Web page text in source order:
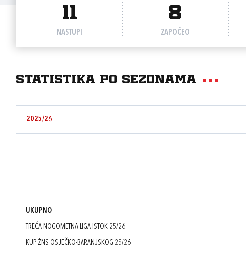
11
NASTUPI
8
ZAPOČEO
Statistika po sezonama
2025/26
UKUPNO
TREĆA NOGOMETNA LIGA ISTOK 25/26
KUP ŽNS OSJEČKO-BARANJSKOG 25/26